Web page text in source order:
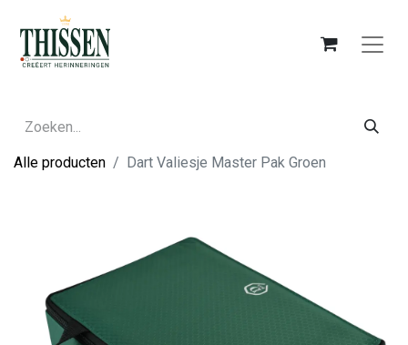
Alle producten Dart Valiesje Master Pak Groen